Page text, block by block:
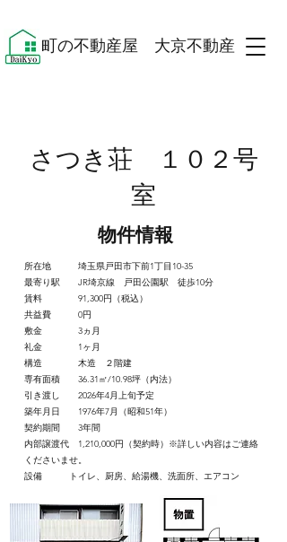
​町の不動産屋 大京不動産 ​
​さつき荘 １０２号
室
​物件情報
所在地 埼玉県戸田市下前1丁目10-35
最寄り駅 JR埼京線 戸田公園駅 徒歩10分
賃料 91,300円（税込）
共益費 0円
敷金 3ヵ月
礼金 1ヶ月
構造 木造 ２階建
専有面積 36.31㎡/10.98坪（内法）
引き渡し 2026年4月上旬予定
築年月日 1976年7月（昭和51年）
​契約期間 3年間
内部譲渡代 1,210,000円（契約時）※詳しい内容はご連絡
くださいませ。
設備 トイレ、厨房、給湯機、洗面所、エアコン